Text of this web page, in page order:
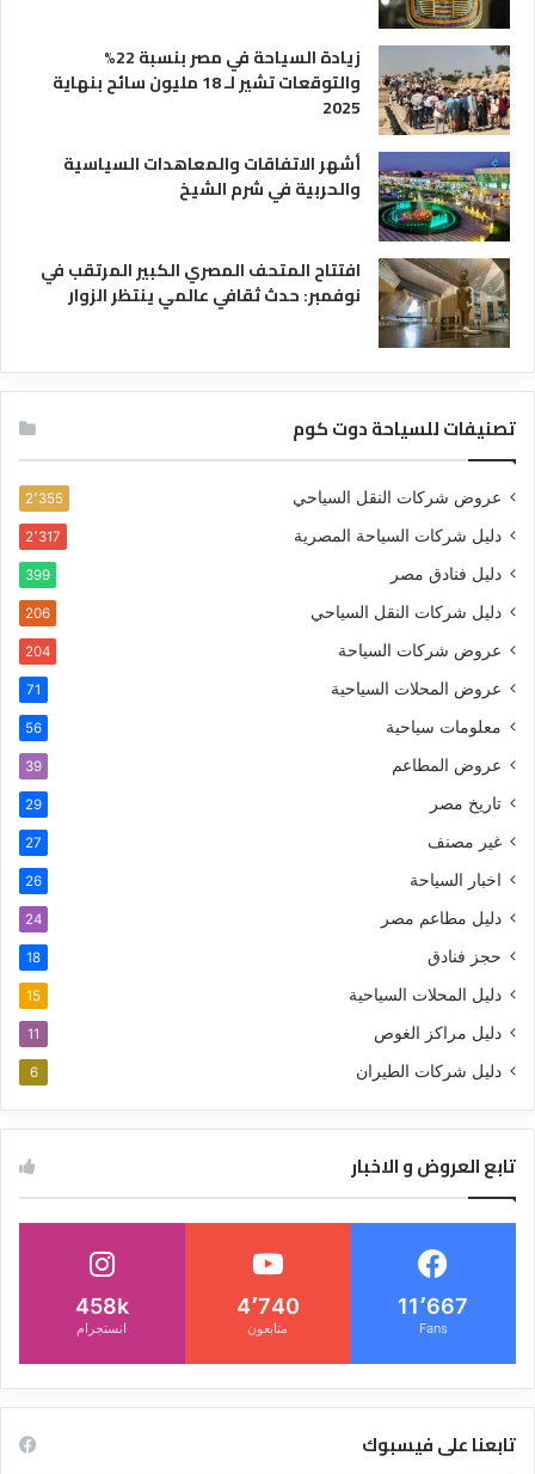
زيادة السياحة في مصر بنسبة 22%
والتوقعات تشير لـ 18 مليون سائح بنهاية
2025
أشهر الاتفاقات والمعاهدات السياسية
والحربية في شرم الشيخ
افتتاح المتحف المصري الكبير المرتقب في
نوفمبر: حدث ثقافي عالمي ينتظر الزوار
تصنيفات للسياحة دوت كوم
عروض شركات النقل السياحي 2٬355
دليل شركات السياحة المصرية 2٬317
دليل فنادق مصر 399
دليل شركات النقل السياحي 206
عروض شركات السياحة 204
عروض المحلات السياحية 71
معلومات سياحية 56
عروض المطاعم 39
تاريخ مصر 29
غير مصنف 27
اخبار السياحة 26
دليل مطاعم مصر 24
حجز فنادق 18
دليل المحلات السياحية 15
دليل مراكز الغوص 11
دليل شركات الطيران 6
تابع العروض و الاخبار
11٬667
Fans
4٬740
متابعون
458k
انستجرام
تابعنا على فيسبوك